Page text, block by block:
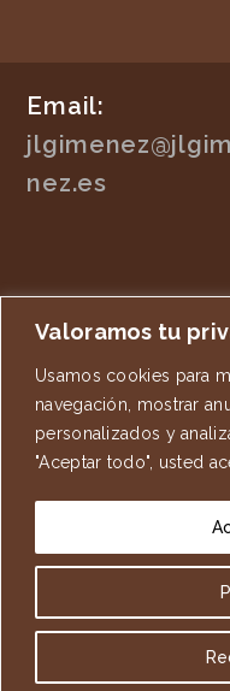
Valoramos tu
Usamos cookies para
navegación, mostrar
personalizados y
"Aceptar todo", usted
Email:
nez.es
3501026
VISITAS TOTALES
154
© Copyright